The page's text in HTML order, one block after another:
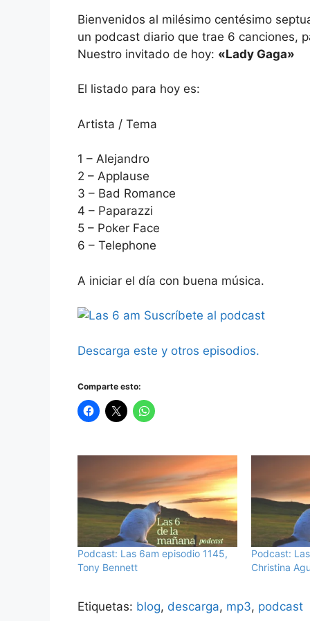
Bienvenidos al milésimo centésimo
un podcast diario que trae 6 canciones,
Nuestro invitado de hoy: «Lady Gaga»
El listado para hoy es:
Artista / Tema
1 – Alejandro
2 – Applause
3 – Bad Romance
4 – Paparazzi
5 – Poker Face
6 – Telephone
A iniciar el día con buena música.
Suscríbete al podcast
Descarga este y otros episodios.
Comparte esto:
Podcast: Las 6am episodio 1145,
Tony Bennett
Podcast:
Christina
Etiquetas: blog, descarga, mp3, podcast